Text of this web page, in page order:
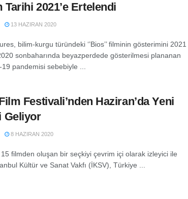
Tarihi 2021’e Ertelendi
13 HAZIRAN 2020
bilim-kurgu türündeki ‘’Bios’’ filminin gösterimini 2021
2020 sonbaharında beyazperdede gösterilmesi plananan
19 pandemisi sebebiyle ...
Festivali’nden Haziran’da Yeni
Geliyor
8 HAZIRAN 2020
filmden oluşan bir seçkiyi çevrim içi olarak izleyici ile
Kültür ve Sanat Vakfı (İKSV), Türkiye ...